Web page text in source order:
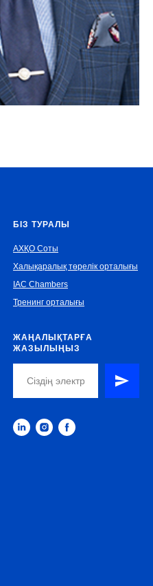
БІЗ ТУРАЛЫ
АХҚО Соты
Халықаралық төрелік орталығы
IAC Chambers
Тренинг орталығы
ЖАҢАЛЫҚТАРҒА
ЖАЗЫЛЫҢЫЗ